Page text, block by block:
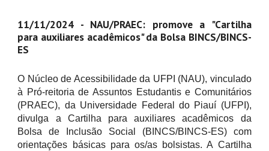
11/11/2024 - NAU/PRAEC: promove a "Cartilha
para auxiliares acadêmicos" da Bolsa BINCS/BINCS-
ES
O Núcleo de Acessibilidade da UFPI (NAU), vinculado
à Pró-reitoria de Assuntos Estudantis e Comunitários
(PRAEC), da Universidade Federal do Piauí (UFPI),
divulga a Cartilha para auxiliares acadêmicos da
Bolsa de Inclusão Social (BINCS/BINCS-ES) com
orientações básicas para os/as bolsistas. A Cartilha